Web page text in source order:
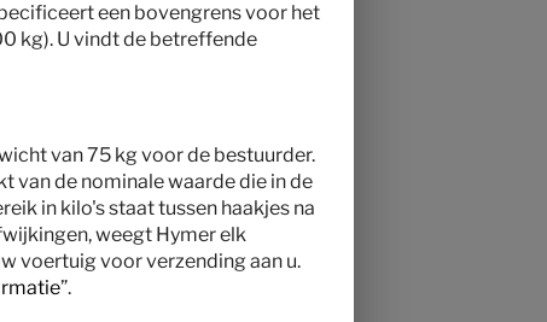
een bovengrens voor het
kg). U vindt de betreffende
van 75 kg voor de bestuurder.
van de nominale waarde die in de
in kilo's staat tussen haakjes na
weegt Hymer elk
voertuig voor verzending aan u.
”.